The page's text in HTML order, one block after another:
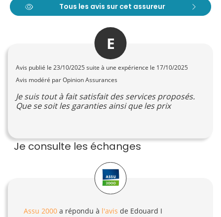
Tous les avis sur cet assureur
E
Avis publié le 23/10/2025 suite à une expérience le 17/10/2025
Avis modéré par Opinion Assurances
Je suis tout à fait satisfait des services proposés.
Que se soit les garanties ainsi que les prix
Je consulte les échanges
Assu 2000 a répondu à l'avis de Edouard I